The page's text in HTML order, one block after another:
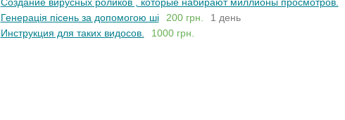
Генерація пісень за допомогою ші
200 грн.
1 день
Инструкция для таких видосов.
1000 грн.